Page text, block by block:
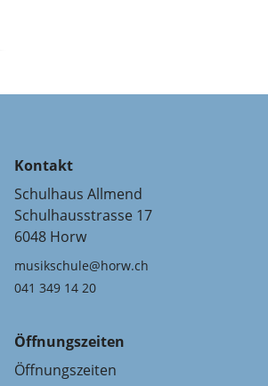
Kontakt
Schulhaus Allmend
Schulhausstrasse 17
6048 Horw
musikschule@horw.ch
041 349 14 20
Öffnungszeiten
Öffnungszeiten